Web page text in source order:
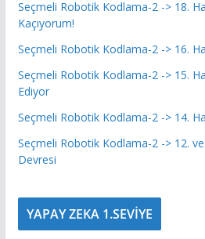
Seçmeli Robotik Kodlama-2 -> 18.
Kaçıyorum!
Seçmeli Robotik Kodlama-2 -> 16.
Seçmeli Robotik Kodlama-2 -> 15.
Ediyor
Seçmeli Robotik Kodlama-2 -> 14.
Seçmeli Robotik Kodlama-2 -> 12.
Devresi
YAPAY ZEKA 1.SEVİYE